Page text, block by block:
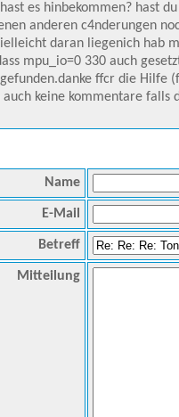
es hinbekommen? hast
anderen c4nderungen
daran liegenich hab
mpu_io=0 330 auch
ffcr die Hilfe
keine kommentare
Name
E-Mail
Betreff
Mitteilung